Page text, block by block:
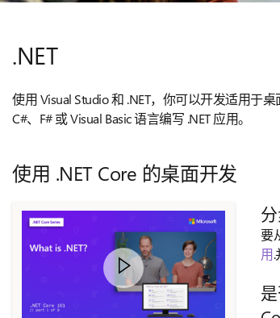
.NET
使用 Visual Studio 和 .NET，你可以开发适用于
C#、F# 或 Visual Basic 语言编写 .NET 应用。
使用 .NET Core 的桌面开发
要
用